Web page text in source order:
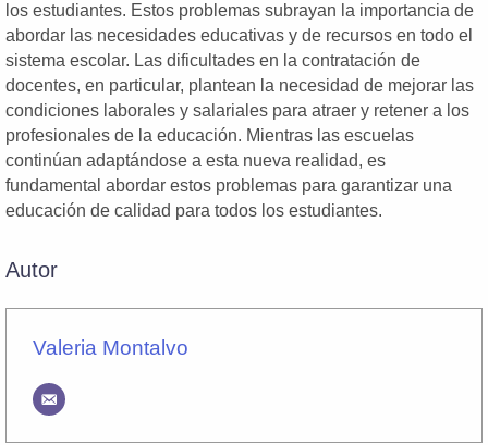
los estudiantes. Estos problemas subrayan la importancia de
abordar las necesidades educativas y de recursos en todo el
sistema escolar. Las dificultades en la contratación de
docentes, en particular, plantean la necesidad de mejorar las
condiciones laborales y salariales para atraer y retener a los
profesionales de la educación. Mientras las escuelas
continúan adaptándose a esta nueva realidad, es
fundamental abordar estos problemas para garantizar una
educación de calidad para todos los estudiantes.
Autor
Valeria Montalvo